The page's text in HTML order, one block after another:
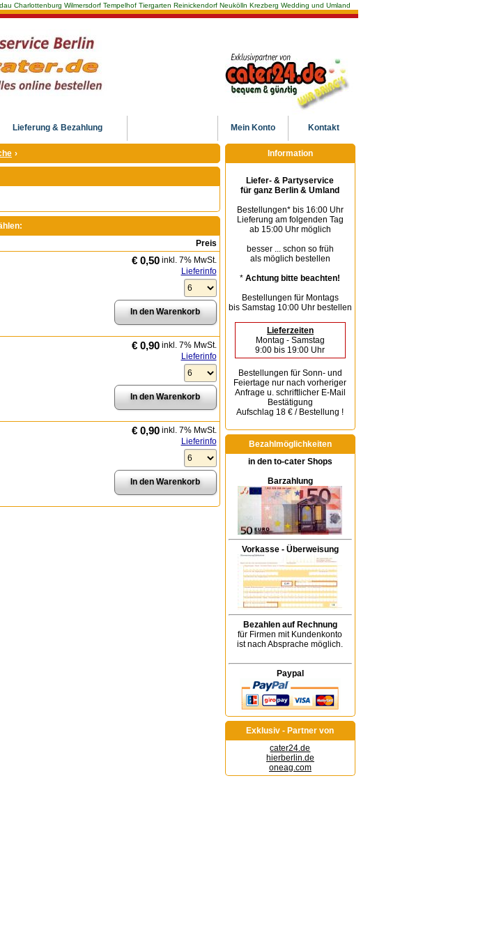
Charlottenburg Wilmersdorf Tempelhof Tiergarten Reinickendorf Neukölln Krezberg Wedding und Umland
Lieferung & Bezahlung Kontakt
Mein Konto
›
Preis
€ 0,50inkl. 7% MwSt.
Lieferinfo
€ 0,90inkl. 7% MwSt.
Lieferinfo
€ 0,90inkl. 7% MwSt.
Lieferinfo
Information
Liefer- & Partyservice
für ganz Berlin & Umland
Bestellungen* bis 16:00 Uhr
Lieferung am folgenden Tag
ab 15:00 Uhr möglich
besser ... schon so früh
als möglich bestellen
*Achtung bitte beachten!
Bestellungen für Montags
bis Samstag 10:00 Uhr bestellen
Lieferzeiten
Montag - Samstag
9:00 bis 19:00 Uhr
Bestellungen für Sonn- und
Feiertagenur nach vorheriger
Anfrage u. schriftlicher E-Mail
Bestätigung
Aufschlag 18 € / Bestellung !
Bezahlmöglichkeiten
in den to-cater Shops
Barzahlung
Vorkasse - Überweisung
Bezahlen auf Rechnung
für Firmen mit Kundenkonto
ist nach Absprache möglich.
Paypal
Exklusiv - Partner von
cater24.de
hierberlin.de
oneag.com